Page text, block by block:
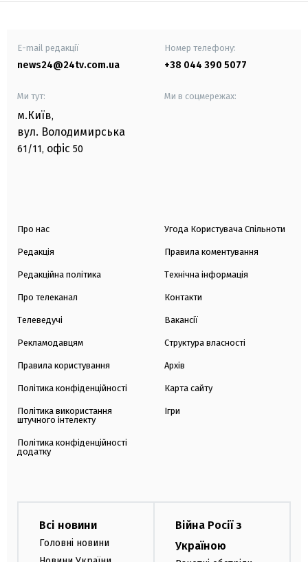
E-mail редакції
news24@24tv.com.ua
Номер телефону:
+38 044 390 5077
Ми тут:
м.Київ,
вул. Володимирська
61/11, офіс 50
Ми в соцмережах:
Про нас
Редакція
Редакційна політика
Про телеканал
Телеведучі
Рекламодавцям
Правила користування
Політика конфіденційності
Політика використання
штучного інтелекту
Політика конфіденційності
додатку
Угода Користувача Спільноти
Правила коментування
Технічна інформація
Контакти
Вакансії
Структура власності
Архів
Карта сайту
Ігри
Всі новини
Головні новини
Війна Росії з
Україною